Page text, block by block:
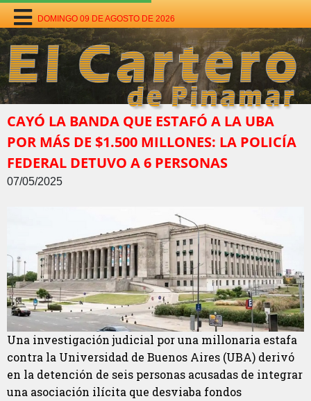
DOMINGO 09 DE AGOSTO DE 2026
CAYÓ LA BANDA QUE ESTAFÓ A LA UBA
POR MÁS DE $1.500 MILLONES: LA POLICÍA
FEDERAL DETUVO A 6 PERSONAS
07/05/2025
Una investigación judicial por una millonaria estafa
contra la Universidad de Buenos Aires (UBA) derivó
en la detención de seis personas acusadas de integrar
una asociación ilícita que desviaba fondos